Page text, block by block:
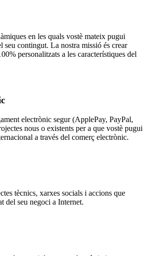
en les quals vostè mateix pugui
seu contingut. La nostra missió és crear
personalitzats a les característiques del
electrònic segur (ApplePay, PayPal,
nous o existents per a que vostè pugui
a través del comerç electrònic.
tècnics, xarxes socials i accions que
del seu negoci a Internet.